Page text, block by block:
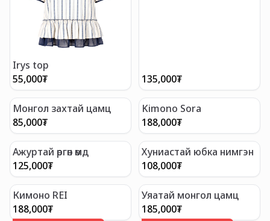
Irys top
55,000₮ 135,000₮
Монгол захтай цамц
85,000₮
Kimono Sora
188,000₮
Ажуртай өргөн өмд
125,000₮
Хуниастай юбка нимгэн
108,000₮
Кимоно REI
188,000₮
Уяатай монгол цамц
185,000₮